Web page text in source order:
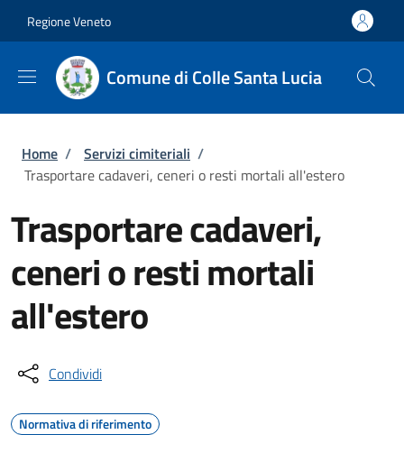
Regione Veneto
Comune di Colle Santa Lucia
Briciole di pane
Home / Servizi cimiteriali /
Trasportare cadaveri, ceneri o resti mortali all'estero
Trasportare cadaveri,
ceneri o resti mortali
all'estero
Condividi
Normativa di riferimento